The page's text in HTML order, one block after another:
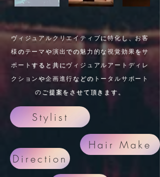
ヴィジュアルクリエイティブ に特化し、お客
様のテーマ や演出での魅力的な視覚効果をサ
ポートすると共にヴィジュアルアートディレ
クションや企画進行などの トータルサポート
の ご提案をさせて頂きます。
Stylist
Direction
Hair Make